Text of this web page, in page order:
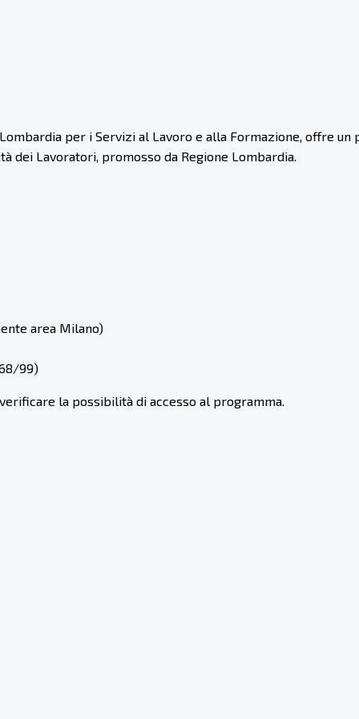
per i Servizi al Lavoro e alla Formazione, offre
dei Lavoratori, promosso da Regione Lombardia.
area Milano)
99)
la possibilità di accesso al programma.